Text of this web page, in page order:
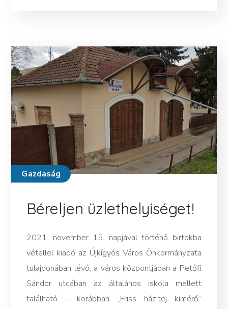
Gazdaság
Béreljen üzlethelyiséget!
2021. november 15. napjával történő birtokba
vétellel kiadó az Újkígyós Város Önkormányzata
tulajdonában lévő, a város központjában a Petőfi
Sándor utcában az általános iskola mellett
található – korábban „Friss házitej kimérő”